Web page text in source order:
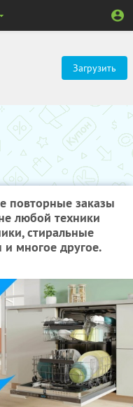
Загрузить
повторные заказы
любой техники
стиральные
многое другое.